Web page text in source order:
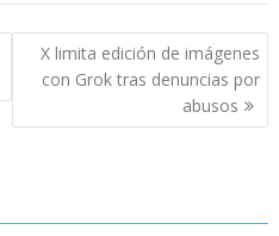
X limita edición de imágenes
con Grok tras denuncias por
abusos